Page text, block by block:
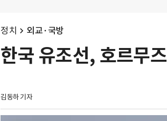
정치 외교·국방
한국 유조선, 호르무
김동하 기자